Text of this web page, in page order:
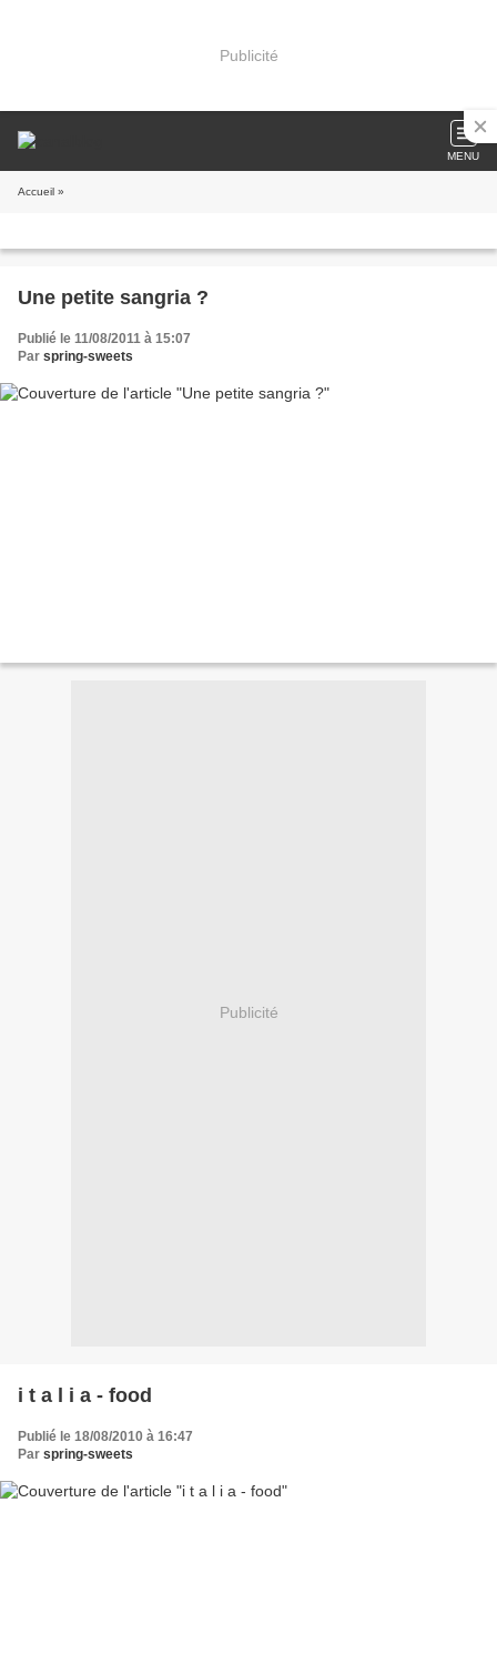
Publicité
MENU
Accueil »
Une petite sangria ?
Publié le 11/08/2011 à 15:07
Par spring-sweets
Publicité
i t a l i a - food
Publié le 18/08/2010 à 16:47
Par spring-sweets